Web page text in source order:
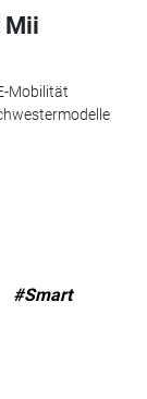
Mii
Mobilität
#Smart